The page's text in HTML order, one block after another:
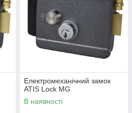
Електромеханічний замок
ATIS Lock MG
В наявності